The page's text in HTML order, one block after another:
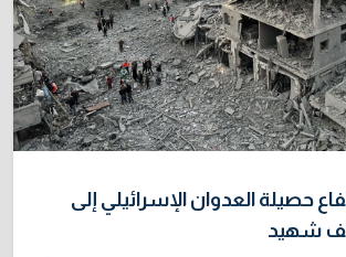
حصيلة العدوان الإسرائيلي إلى